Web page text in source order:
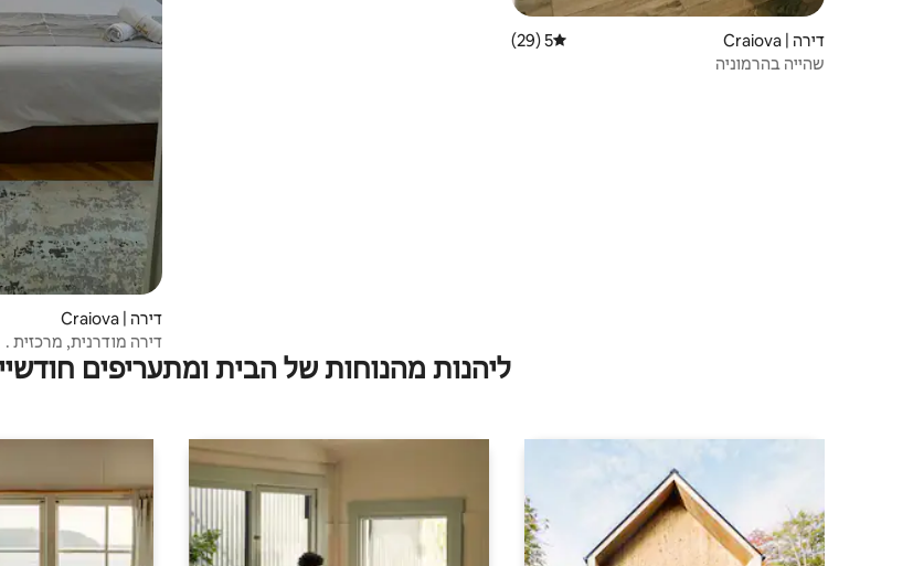
דירה | Craiova דירוג ממוצע של 5 מתוך 5, 29 ביקורות
5 (29)
שהייה בהרמוניה
דירה | Craiova
דירה מודרנית, מרכזית .
ליהנות מהנוחות של הבית ומתעריפים